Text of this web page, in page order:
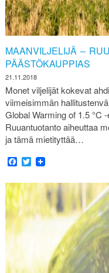
MAANVILJELIJÄ –
PÄÄSTÖKAUPPIAS
21.11.2018
Monet viljelijät kokevat
viimeisimmän
Global Warming of 1.5 °C
Ruuantuotanto aiheuttaa
ja tämä mietityttää…
Facebook
Twitter